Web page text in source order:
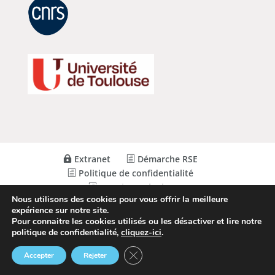
Le CRCT TUTELLES & RECRUTEMENT Annuaire
Extranet
Démarche RSE
Politique de confidentialité
Mentions Légales
© ConceptionAgence CosiWeb
Nous utilisons des cookies pour vous offrir la meilleure
expérience sur notre site.
Pour connaitre les cookies utilisés ou les désactiver et lire notre
politique de confidentialité, cliquez-ici.
Accepter Rejeter Fermer la bannière des cookies